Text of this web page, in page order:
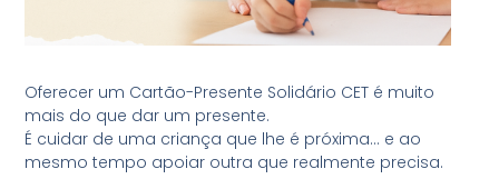
Oferecer um Cartão-Presente Solidário CET é muito
mais do que dar um presente.
É cuidar de uma criança que lhe é próxima… e ao
mesmo tempo apoiar outra que realmente precisa.